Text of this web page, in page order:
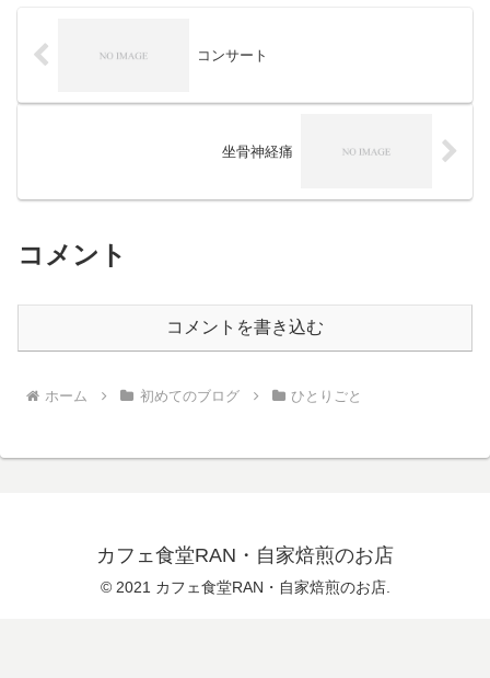
コンサート
坐骨神経痛
コメント
コメントを書き込む
ホーム 初めてのブログ ひとりごと
カフェ食堂RAN・自家焙煎のお店
© 2021 カフェ食堂RAN・自家焙煎のお店.